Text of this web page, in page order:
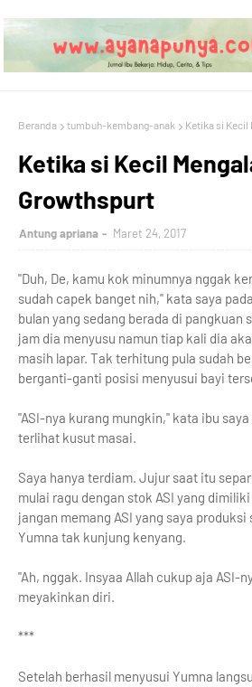
Beranda tumbuh-kembang-anak Ketika si
Ketika si Kecil
Growthspurt
Antung apriana Maret 24, 2017
"Duh, De, kamu kok minumnya nggak
sudah capek banget nih," kata saya
bulan yang sedang berada di pangkuan
jam dia menyusu namun tiap kali dia
masih lapar. Tak terhitung pula sudah
berganti-ganti posisi menyusui bayi
"ASI-nya kurang mungkin," kata ibu
terlihat kusut masai.
Saya hanya terdiam. Jujur saat itu
mulai ragu dengan stok ASI yang
jangan memang ASI yang saya
Yumna tak kunjung kenyang.
"Ah, nggak. Insyaa Allah cukup aja ASI-
meyakinkan diri.
***
Setelah berhasil menyusui Yumna